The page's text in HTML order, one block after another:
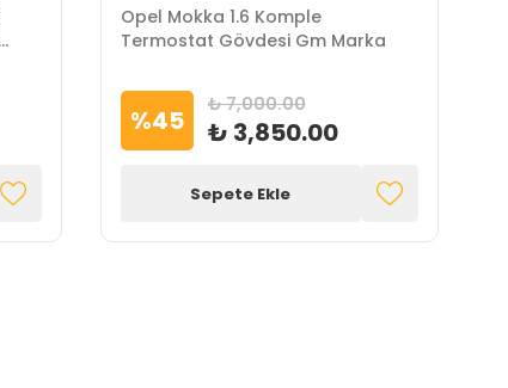
Opel Mokka 1.6 Komple
Termostat Gövdesi Gm Marka
%45 ₺ 7,000.00
₺ 3,850.00
Sepete Ekle